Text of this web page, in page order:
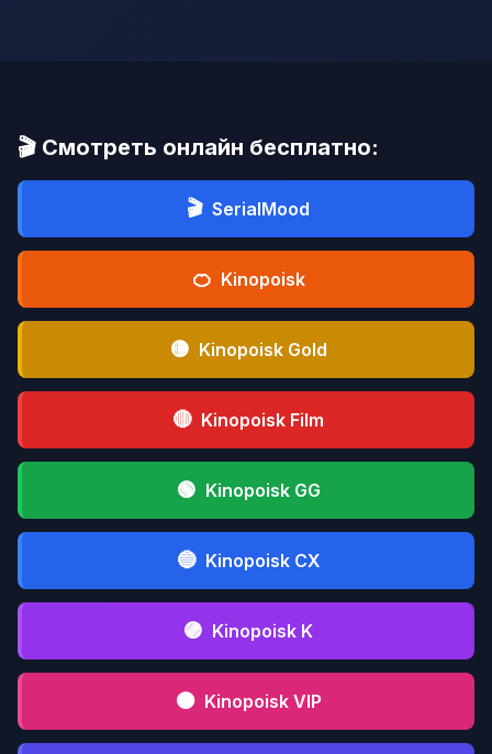
🎬 Смотреть онлайн бесплатно:
🎬 SerialMood
🍊 Kinopoisk
🟡 Kinopoisk Gold
🔴 Kinopoisk Film
🟢 Kinopoisk GG
🔵 Kinopoisk CX
🟣 Kinopoisk K
🟤 Kinopoisk VIP